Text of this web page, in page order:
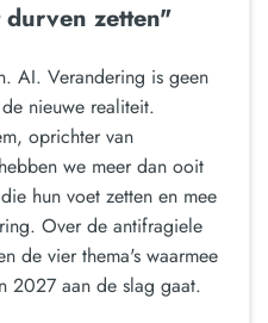
durven zetten"
AI. Verandering is geen
nieuwe realiteit.
oprichter van
we meer dan ooit
hun voet zetten en mee
Over de antifragiele
de vier thema's waarmee
2027 aan de slag gaat.